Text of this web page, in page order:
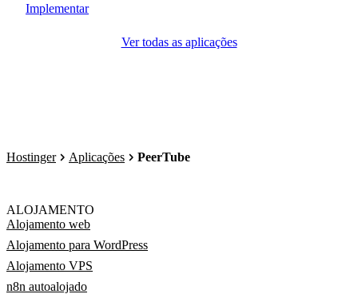
Implementar
Ver todas as aplicações
Hostinger Aplicações PeerTube
ALOJAMENTO
Alojamento web
Alojamento para WordPress
Alojamento VPS
n8n autoalojado